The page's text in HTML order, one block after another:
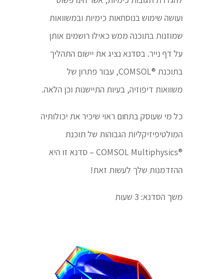
ועושה שימוש בנוסחאות כימיות ובמשוואות
שמוזנות בתוכנה ממש כאילו רושמים אותן
על דף נייר. בסדנא נציג את יישום התהליך
בתוכנת ®COMSOL, עבור פתרון של
משוואות דיפוזיה, בעיות התיישנות וכן הלאה.
כל מי שעוסק בתחום ראוי שיכיר את יכולותיה
המולטיפיזיקליות הגבוהות של תוכנת
®COMSOL Multiphysics – סדנא זו היא
ההזדמנות שלך לעשות זאת!
משך הסדנא: 3 שעות